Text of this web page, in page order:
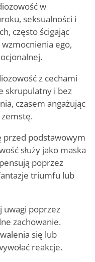
w
seksualności i
często ścigając
ego,
z cechami
skrupulatny i bez
czasem angażując
przed podstawowym
służy jako maska
poprzez
triumfu lub
uwagi poprzez
zachowanie.
się lub
reakcje.